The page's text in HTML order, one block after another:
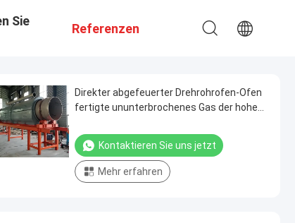
Sie
Referenzen
Direkter abgefeuerter Drehrohrofen-Ofen
fertigte ununterbrochenes Gas der hohen
an
Kontaktieren Sie uns jetzt
Mehr erfahren